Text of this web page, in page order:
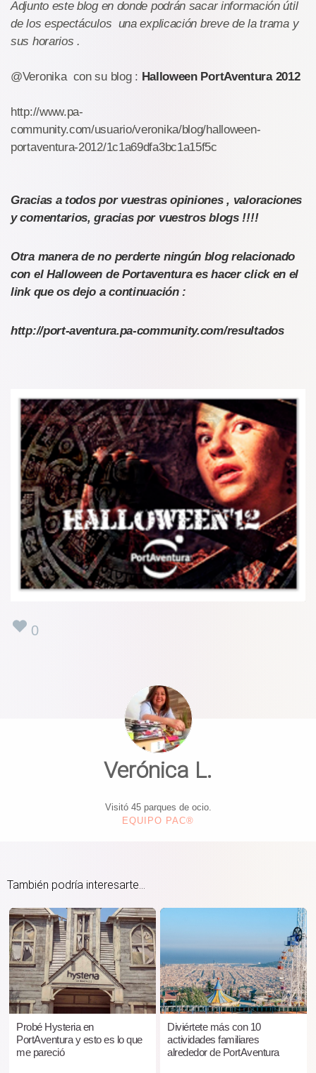
Adjunto este blog en donde podrán sacar información útil
de los espectáculos una explicación breve de la trama y
sus horarios .
@Veronika con su blog : Halloween PortAventura 2012
http://www.pa-
community.com/usuario/veronika/blog/halloween-
portaventura-2012/1c1a69dfa3bc1a15f5c
Gracias a todos por vuestras opiniones , valoraciones
y comentarios, gracias por vuestros blogs !!!!
Otra manera de no perderte ningún blog relacionado
con el Halloween de Portaventura es hacer click en el
link que os dejo a continuación :
http://port-aventura.pa-community.com/resultados
0
Verónica L.
Visitó 45 parques de ocio.
EQUIPO PAC®
También podría interesarte...
Probé Hysteria en
PortAventura y esto es lo que
me pareció
Diviértete más con 10
actividades familiares
alrededor de PortAventura